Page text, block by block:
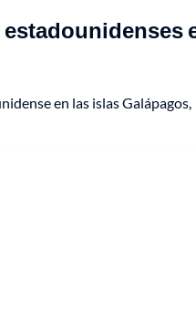
en las islas Galápagos,